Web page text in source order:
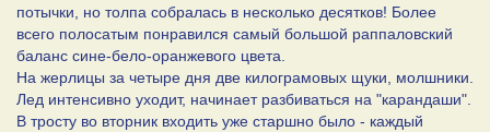
потычки, но толпа собралась в несколько десятков! Более
всего полосатым понравился самый большой раппаловский
баланс сине-бело-оранжевого цвета.
На жерлицы за четыре дня две килограмовых щуки, молшники.
Лед интенсивно уходит, начинает разбиваться на "карандаши".
В тросту во вторник входить уже старшно было - каждый